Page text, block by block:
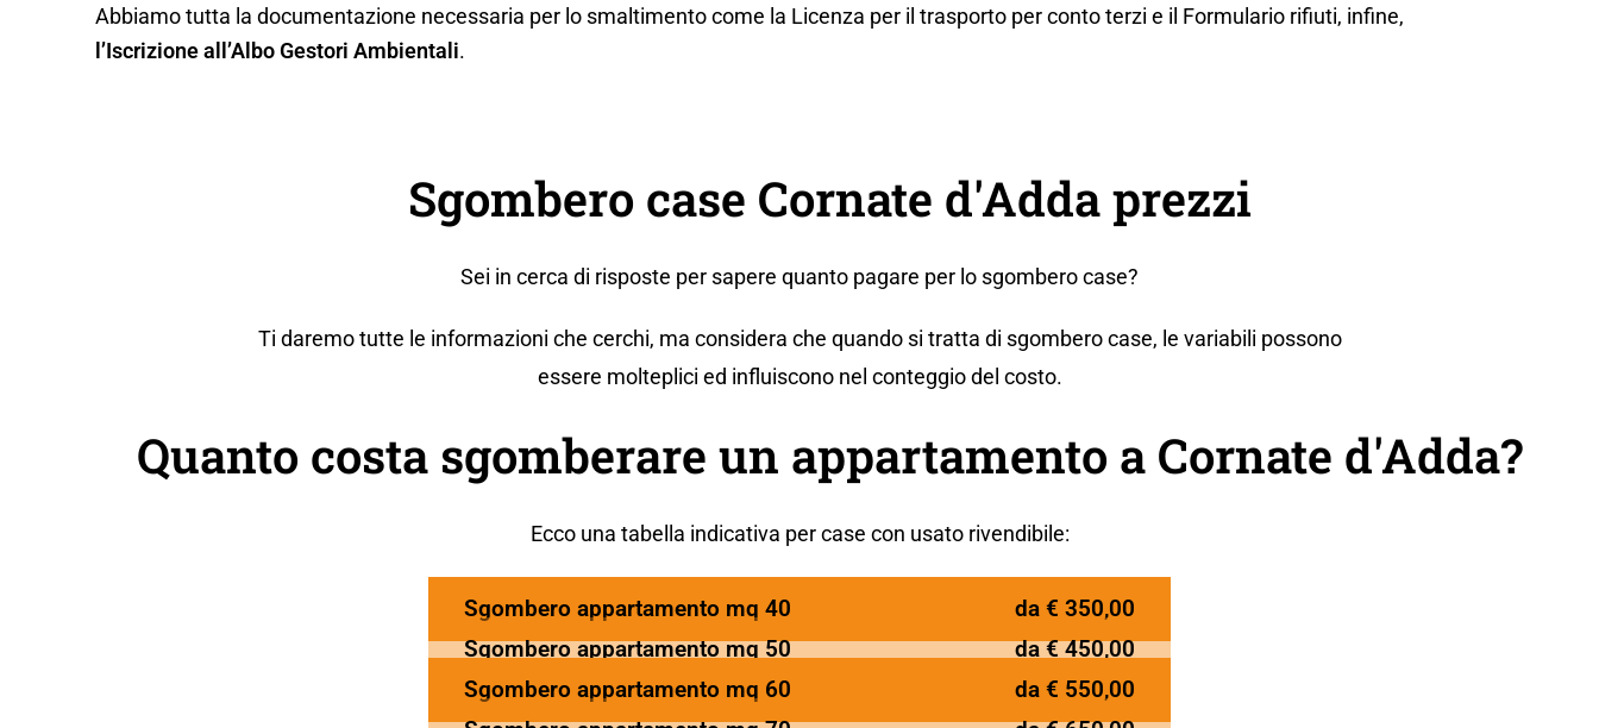
Abbiamo tutta la documentazione necessaria per lo smaltimento come la Licenza per il trasporto per conto terzi e il Formulario rifiuti, infine,
l’Iscrizione all’Albo Gestori Ambientali.
Sgombero case Cornate d'Adda prezzi
Sei in cerca di risposte per sapere quanto pagare per lo sgombero case?
Ti daremo tutte le informazioni che cerchi, ma considera che quando si tratta di sgombero case, le variabili possono
essere molteplici ed influiscono nel conteggio del costo.
Quanto costa sgomberare un appartamento a Cornate d'Adda?
Ecco una tabella indicativa per case con usato rivendibile:
Sgombero appartamento mq 40
da € 350,00
Sgombero appartamento mq 50
da € 450,00
Sgombero appartamento mq 60
da € 550,00